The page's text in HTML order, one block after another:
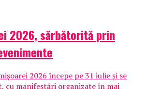
2026, sărbătorită prin
2026 începe pe 31 iulie și se
cu manifestări organizate în mai